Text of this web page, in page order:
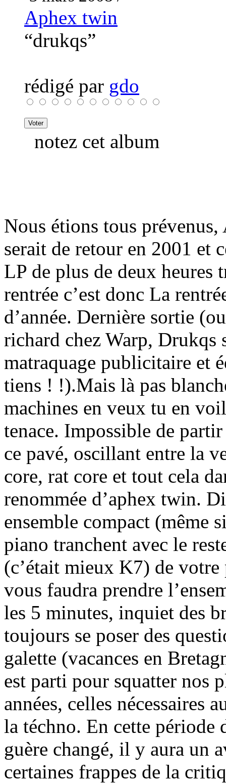
Aphex twin
“drukqs”
rédigé par gdo
notez cet album
Nous étions tous
serait de retour en 2001 et
LP de plus de deux heures
rentrée c’est donc La
d’année. Dernière sortie
richard chez Warp, Drukqs
matraquage publicitaire et
tiens ! !).Mais là pas
machines en veux tu en
tenace. Impossible de
ce pavé, oscillant entre la
core, rat core et tout cela
renommée d’aphex twin.
ensemble compact (même
piano tranchent avec le
(c’était mieux K7) de
vous faudra prendre
les 5 minutes, inquiet des
toujours se poser des
galette (vacances en
est parti pour squatter nos
années, celles nécessaires
la téchno. En cette période
guère changé, il y aura un
certaines frappes de la